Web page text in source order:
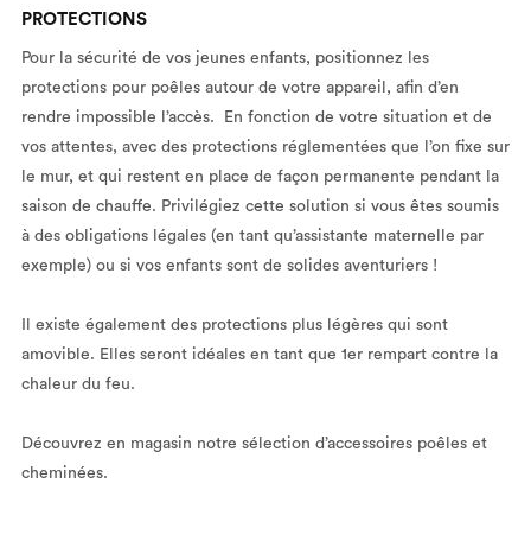
PROTECTIONS
Pour la sécurité de vos jeunes enfants, positionnez les
protections pour poêles autour de votre appareil, afin d’en
rendre impossible l’accès. En fonction de votre situation et de
vos attentes, avec des protections réglementées que l’on fixe sur
le mur, et qui restent en place de façon permanente pendant la
saison de chauffe. Privilégiez cette solution si vous êtes soumis
à des obligations légales (en tant qu’assistante maternelle par
exemple) ou si vos enfants sont de solides aventuriers !
Il existe également des protections plus légères qui sont
amovible. Elles seront idéales en tant que 1er rempart contre la
chaleur du feu.
Découvrez en magasin notre sélection d’accessoires poêles et
cheminées.